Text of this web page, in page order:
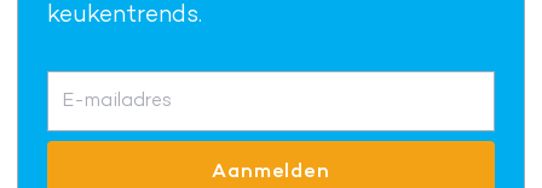
keukentrends.
E-mailadres
Aanmelden